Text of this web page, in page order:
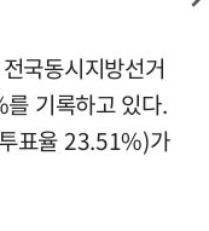
국동시지방선거
기록하고 있다.
표율 23.51%)가